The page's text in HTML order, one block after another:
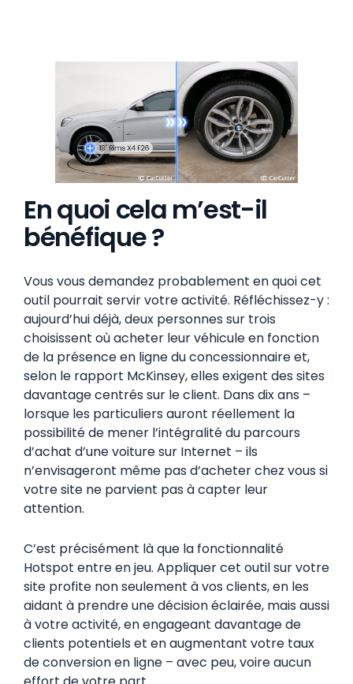
En quoi cela m’est-il
bénéfique ?
Vous vous demandez probablement en quoi cet
outil pourrait servir votre activité. Réfléchissez-y :
aujourd’hui déjà, deux personnes sur trois
choisissent où acheter leur véhicule en fonction
de la présence en ligne du concessionnaire et,
selon le rapport McKinsey, elles exigent des sites
davantage centrés sur le client. Dans dix ans –
lorsque les particuliers auront réellement la
possibilité de mener l’intégralité du parcours
d’achat d’une voiture sur Internet – ils
n’envisageront même pas d’acheter chez vous si
votre site ne parvient pas à capter leur
attention.
C’est précisément là que la fonctionnalité
Hotspot entre en jeu. Appliquer cet outil sur votre
site profite non seulement à vos clients, en les
aidant à prendre une décision éclairée, mais aussi
à votre activité, en engageant davantage de
clients potentiels et en augmentant votre taux
de conversion en ligne – avec peu, voire aucun